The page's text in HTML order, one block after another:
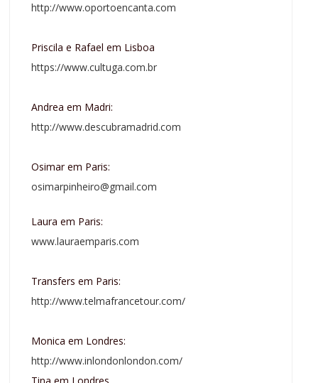
http://www.oportoencanta.com
Priscila e Rafael em Lisboa
https://www.cultuga.com.br
Andrea em Madri:
http://www.descubramadrid.com
Osimar em Paris:
osimarpinheiro@gmail.com
Laura em Paris:
www.lauraemparis.com
Transfers em Paris:
http://www.telmafrancetour.com/
Monica em Londres:
http://www.inlondonlondon.com/